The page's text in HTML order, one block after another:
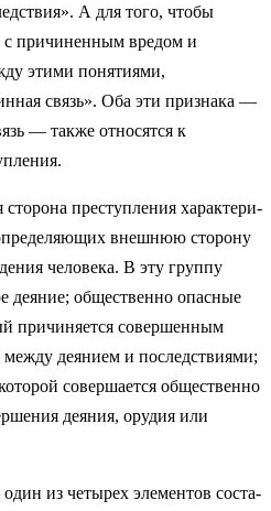
А для того, чтобы
с причиненным вредом и
этими понятиями,
связь». Оба эти признака —
— также относятся к
преступления характери­
внешнюю сторону
человека. В эту группу
деяние; общественно опасные
причиняется совершенным
между деянием и последствиями;
совершается общественно
деяния, орудия или
из четырех элементов соста­